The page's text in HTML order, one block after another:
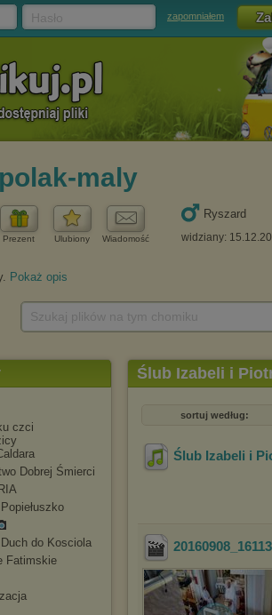
zapomniałem
polak-maly
Prezent Ulubiony Wiadomość
Ryszard
widziany:
Pokaż opis
czci
Dobrej Śmierci
do Kosciola
Fatimskie
Ślub Izabeli i
sortuj według:
Ślub Izabeli i